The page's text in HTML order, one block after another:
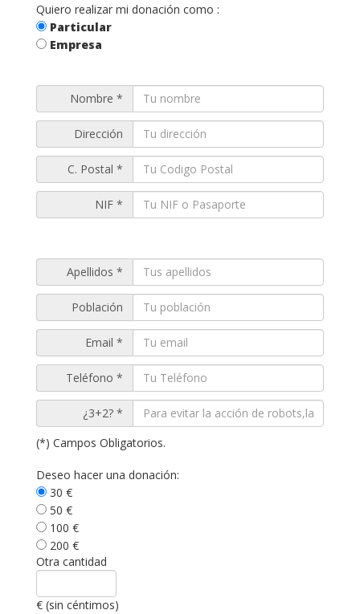
Quiero realizar mi donación como :
Particular
Empresa
Nombre *
Dirección
C. Postal *
NIF *
Apellidos *
Población
Email *
Teléfono *
¿3+2? *
(*) Campos Obligatorios.
Deseo hacer una donación:
30 €
50 €
100 €
200 €
Otra cantidad
€ (sin céntimos)